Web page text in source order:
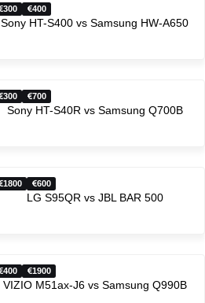
300 400
Sony HT-S400 vs Samsung HW-A650
300 700
Sony HT-S40R vs Samsung Q700B
1800 600
LG S95QR vs JBL BAR 500
400 1900
VIZIO M51ax-J6 vs Samsung Q990B